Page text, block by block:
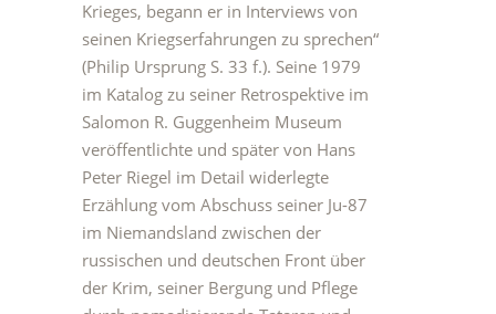
Krieges, begann er in Interviews von
seinen Kriegserfahrungen zu sprechen“
(Philip Ursprung S. 33 f.). Seine 1979
im Katalog zu seiner Retrospektive im
Salomon R. Guggenheim Museum
veröffentlichte und später von Hans
Peter Riegel im Detail widerlegte
Erzählung vom Abschuss seiner Ju-87
im Niemandsland zwischen der
russischen und deutschen Front über
der Krim, seiner Bergung und Pflege